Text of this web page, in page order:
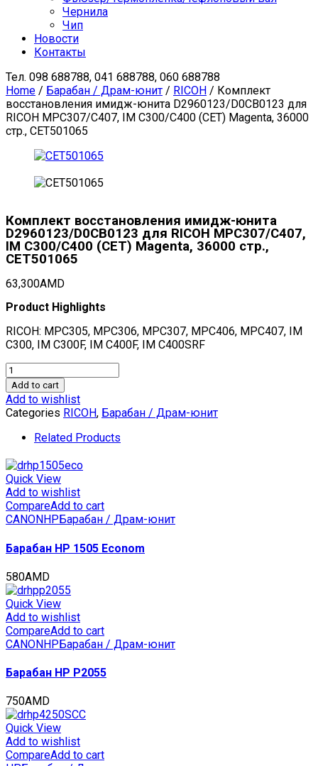
Чернила
Чип
Новости
Контакты
Тел. 098 688788, 041 688788, 060 688788
Home / Барабан / Драм-юнит / RICOH / Комплект
восстановления имидж-юнита D2960123/D0CB0123 для
RICOH MPC307/C407, IM C300/C400 (CET) Magenta, 36000
стр., CET501065
Комплект восстановления имидж-юнита
D2960123/D0CB0123 для RICOH MPC307/C407,
IM C300/C400 (CET) Magenta, 36000 стр.,
CET501065
63,300AMD
Product Highlights
RICOH: MPC305, MPC306, MPC307, MPC406, MPC407, IM
C300, IM C300F, IM C400F, IM C400SRF
Комплект
восстановления
имидж-
юнита
D2960123/D0CB0123
для
MPC307/C407,
IM
C300/C400
(CET)
Magenta,
стр.,
CET501065
quantity
Add to cart
Add to wishlist
Categories RICOH, Барабан / Драм-юнит
Related Products
Quick View
Add to wishlist
CompareAdd to cart
CANON HP Барабан / Драм-юнит
Барабан HP 1505 Econom
580AMD
Quick View
Add to wishlist
CompareAdd to cart
CANONHPБарабан / Драм-юнит
Барабан HP P2055
750AMD
Quick View
Add to wishlist
CompareAdd to cart